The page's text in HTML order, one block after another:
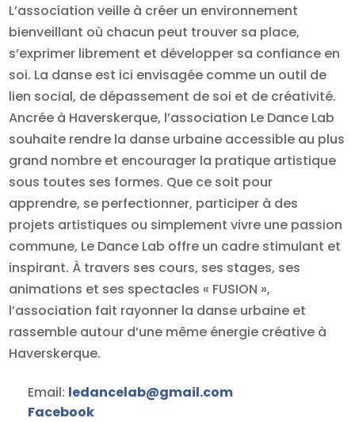
L’association veille à créer un environnement
bienveillant où chacun peut trouver sa place,
s’exprimer librement et développer sa confiance en
soi. La danse est ici envisagée comme un outil de
lien social, de dépassement de soi et de créativité.
Ancrée à Haverskerque, l’association Le Dance Lab
souhaite rendre la danse urbaine accessible au plus
grand nombre et encourager la pratique artistique
sous toutes ses formes. Que ce soit pour
apprendre, se perfectionner, participer à des
projets artistiques ou simplement vivre une passion
commune, Le Dance Lab offre un cadre stimulant et
inspirant. À travers ses cours, ses stages, ses
animations et ses spectacles « FUSION »,
l’association fait rayonner la danse urbaine et
rassemble autour d’une même énergie créative à
Haverskerque.
Email: ledancelab@gmail.com
Facebook